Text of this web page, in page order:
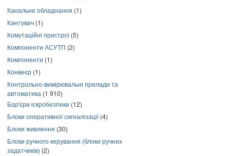
Канальне обладнання (1)
Кантувач (1)
Комутаційні пристрої(5)
Компоненти АСУТП (2)
Компоненти (1)
Конвеєр (1)
Контрольно-вимірювальні прилади та
автоматика (1 910)
Бар'єри іскробезпеки (12)
Блоки оперативної сигналізації(4)
Блоки живлення (30)
Блоки ручного керування (блоки ручних
задатчиків) (2)